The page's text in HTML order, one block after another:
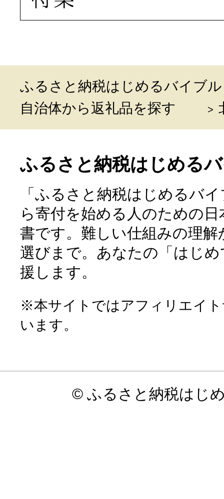
ふるさと納税はじめるバイブル
自治体から返礼品を探す
ふるさと納税はじめる
「ふるさと納税はじめるバ
ら寄付を始める人のための
書です。難しい仕組みの理
選びまで。あなたの「はじ
援します。
※本サイトではアフィリエイ
います。
© ふるさと納税はじ